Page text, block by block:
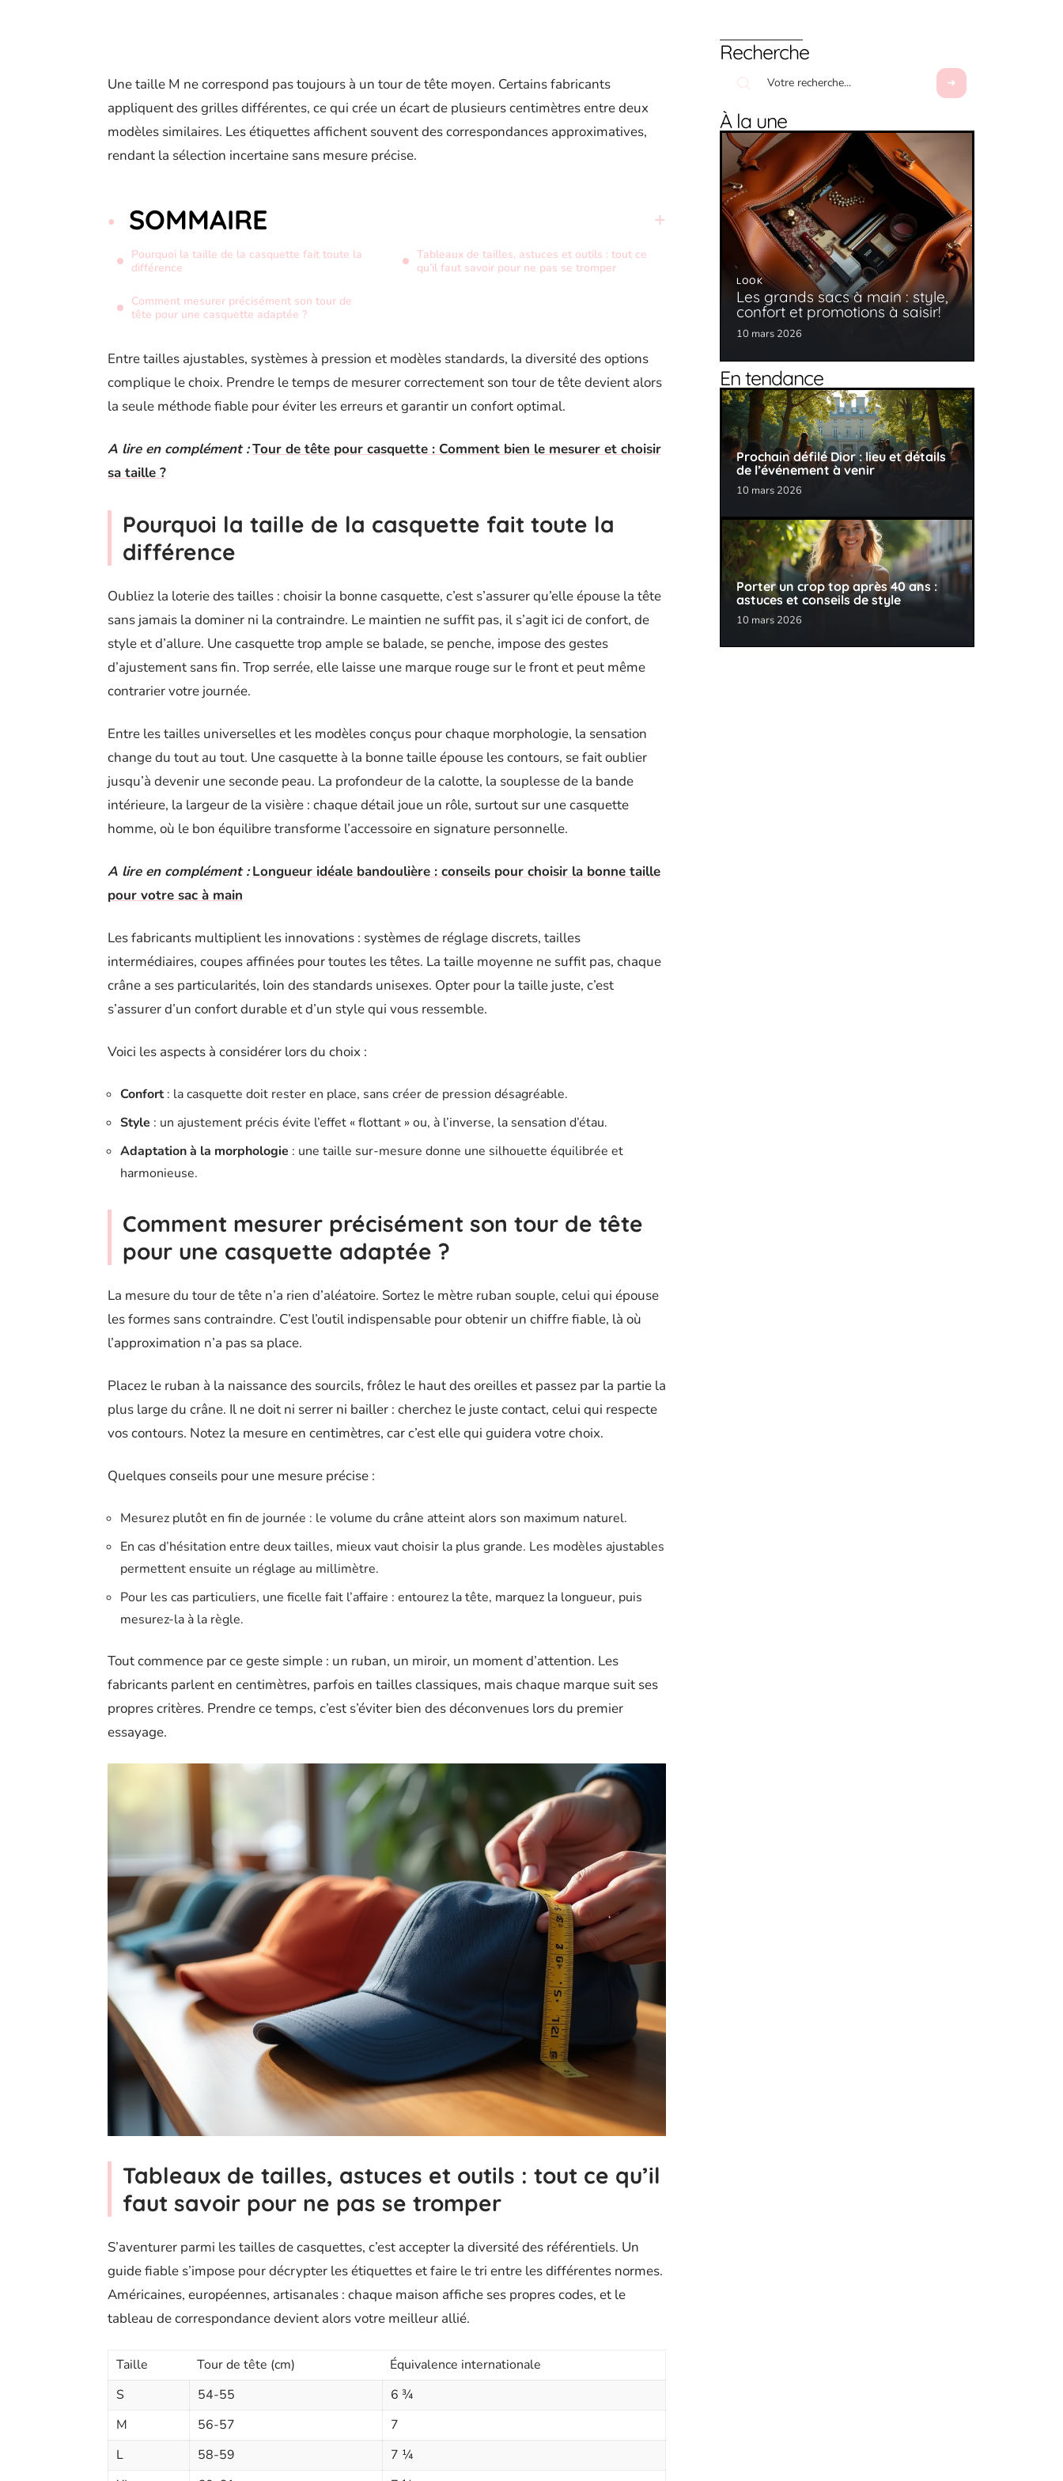
Une taille M ne correspond pas toujours à un tour de tête moyen. Certains fabricants
appliquent des grilles différentes, ce qui crée un écart de plusieurs centimètres entre deux
modèles similaires. Les étiquettes affichent souvent des correspondances approximatives,
rendant la sélection incertaine sans mesure précise.
SOMMAIRE
Pourquoi la taille de la casquette fait toute la
différence
Comment mesurer précisément son tour de
tête pour une casquette adaptée ?
Tableaux de tailles, astuces et outils : tout ce
qu’il faut savoir pour ne pas se tromper
Entre tailles ajustables, systèmes à pression et modèles standards, la diversité des options
complique le choix. Prendre le temps de mesurer correctement son tour de tête devient alors
la seule méthode fiable pour éviter les erreurs et garantir un confort optimal.
A lire en complément :Tour de tête pour casquette : Comment bien le mesurer et choisir
sa taille ?
Pourquoi la taille de la casquette fait toute la
différence
Oubliez la loterie des tailles : choisir la bonne casquette, c’est s’assurer qu’elle épouse la tête
sans jamais la dominer ni la contraindre. Le maintien ne suffit pas, il s’agit ici de confort, de
style et d’allure. Une casquette trop ample se balade, se penche, impose des gestes
d’ajustement sans fin. Trop serrée, elle laisse une marque rouge sur le front et peut même
contrarier votre journée.
Entre les tailles universelles et les modèles conçus pour chaque morphologie, la sensation
change du tout au tout. Une casquette à la bonne taille épouse les contours, se fait oublier
jusqu’à devenir une seconde peau. La profondeur de la calotte, la souplesse de la bande
intérieure, la largeur de la visière : chaque détail joue un rôle, surtout sur une casquette
homme, où le bon équilibre transforme l’accessoire en signature personnelle.
A lire en complément : Longueur idéale bandoulière : conseils pour choisir la bonne taille
pour votre sac à main
Les fabricants multiplient les innovations : systèmes de réglage discrets, tailles
intermédiaires, coupes affinées pour toutes les têtes. La taille moyenne ne suffit pas, chaque
crâne a ses particularités, loin des standards unisexes. Opter pour la taille juste, c’est
s’assurer d’un confort durable et d’un style qui vous ressemble.
Voici les aspects à considérer lors du choix :
Confort: la casquette doit rester en place, sans créer de pression désagréable.
Style : un ajustement précis évite l’effet « flottant » ou, à l’inverse, la sensation d’étau.
Adaptation à la morphologie : une taille sur-mesure donne une silhouette équilibrée et
harmonieuse.
Comment mesurer précisément son tour de tête
pour une casquette adaptée ?
La mesure du tour de tête n’a rien d’aléatoire. Sortez le mètre ruban souple, celui qui épouse
les formes sans contraindre. C’est l’outil indispensable pour obtenir un chiffre fiable, là où
l’approximation n’a pas sa place.
Placez le ruban à la naissance des sourcils, frôlez le haut des oreilles et passez par la partie la
plus large du crâne. Il ne doit ni serrer ni bailler : cherchez le juste contact, celui qui respecte
vos contours. Notez la mesure en centimètres, car c’est elle qui guidera votre choix.
Quelques conseils pour une mesure précise :
Mesurez plutôt en fin de journée : le volume du crâne atteint alors son maximum naturel.
En cas d’hésitation entre deux tailles, mieux vaut choisir la plus grande. Les modèles ajustables
permettent ensuite un réglage au millimètre.
Pour les cas particuliers, une ficelle fait l’affaire : entourez la tête, marquez la longueur, puis
mesurez-la à la règle.
Tout commence par ce geste simple : un ruban, un miroir, un moment d’attention. Les
fabricants parlent en centimètres, parfois en tailles classiques, mais chaque marque suit ses
propres critères. Prendre ce temps, c’est s’éviter bien des déconvenues lors du premier
essayage.
Tableaux de tailles, astuces et outils : tout ce qu’il
faut savoir pour ne pas se tromper
S’aventurer parmi les tailles de casquettes, c’est accepter la diversité des référentiels. Un
guide fiable s’impose pour décrypter les étiquettes et faire le tri entre les différentes normes.
Américaines, européennes, artisanales : chaque maison affiche ses propres codes, et le
tableau de correspondance devient alors votre meilleur allié.
Taille Tour de tête (cm)
Équivalence internationale
S
54-55
6 ¾
M
56-57
7
L
58-59
7 ¼
Recherche
À la une
LOOK
Les grands sacs à main : style,
confort et promotions à saisir!
10 mars 2026
En tendance
Prochain défilé Dior : lieu et détails
de l’événement à venir
10 mars 2026
Porter un crop top après 40 ans :
astuces et conseils de style
10 mars 2026